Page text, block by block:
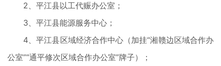
2、平江县以工代赈办公室；
3、平江县能源服务中心；
4、平江县区域经济合作中心（加挂“湘赣边区域合作办
公室”“通平修次区域合作办公室”牌子）；